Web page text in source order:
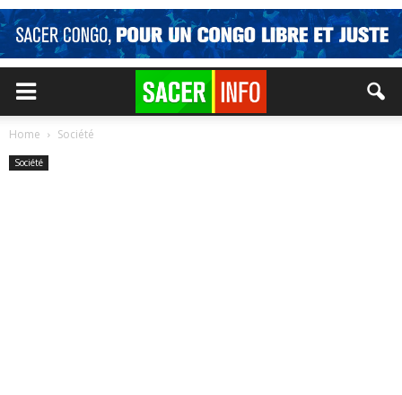
Home Société
Société